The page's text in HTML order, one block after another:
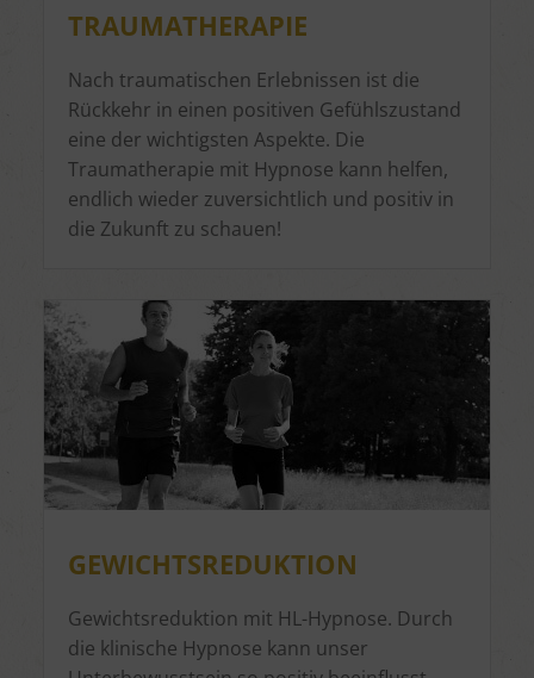
TRAUMATHERAPIE
Nach traumatischen Erlebnissen ist die
Rückkehr in einen positiven Gefühlszustand
eine der wichtigsten Aspekte. Die
Traumatherapie mit Hypnose kann helfen,
endlich wieder zuversichtlich und positiv in
die Zukunft zu schauen!
GEWICHTSREDUKTION
Gewichtsreduktion mit HL-Hypnose. Durch
die klinische Hypnose kann unser